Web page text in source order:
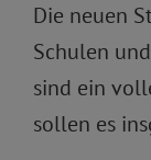
Die neuen
Schulen
sind ein
sollen es